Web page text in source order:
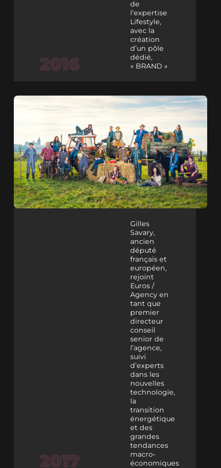
de
l’expertise
Lifestyle,
avec la
création
d’un pôle
dédié,
« BRAND »
Gilles
Savary,
ancien
député
français et
européen,
rejoint
Euros /
Agency en
tant que
premier
directeur
conseil
senior de
l’agence,
suivi
d’experts
dans les
nouvelles
technologie,
la
transition
énergétique
et des
grandes
tendances
macro-
économiques